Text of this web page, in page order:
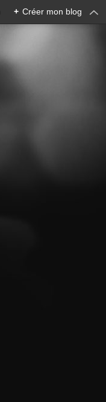
+ Créer mon blog